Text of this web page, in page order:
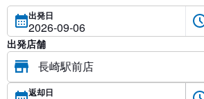
出発日
出発店舗
返却日